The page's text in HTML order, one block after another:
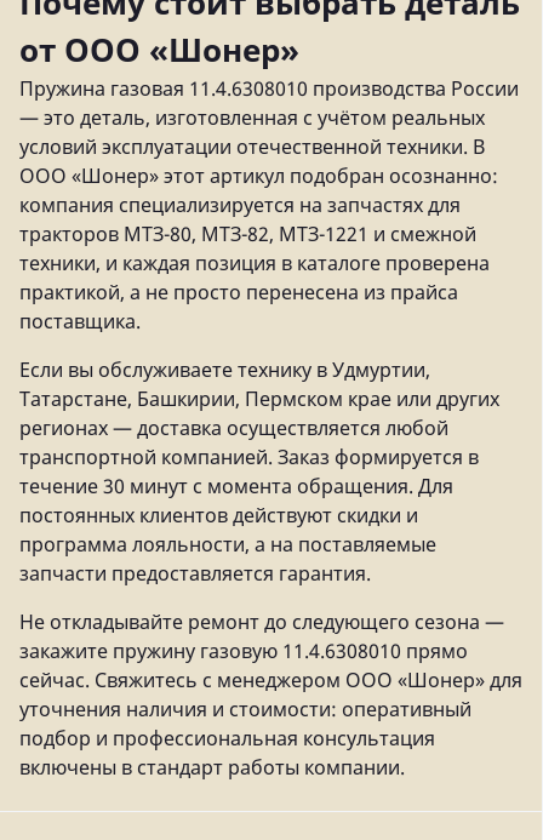
от ООО «Шонер»
Пружина газовая 11.4.6308010 производства России
— это деталь, изготовленная с учётом реальных
условий эксплуатации отечественной техники. В
ООО «Шонер» этот артикул подобран осознанно:
компания специализируется на запчастях для
тракторов МТЗ-80, МТЗ-82, МТЗ-1221 и смежной
техники, и каждая позиция в каталоге проверена
практикой, а не просто перенесена из прайса
поставщика.
Если вы обслуживаете технику в Удмуртии,
Татарстане, Башкирии, Пермском крае или других
регионах — доставка осуществляется любой
транспортной компанией. Заказ формируется в
течение 30 минут с момента обращения. Для
постоянных клиентов действуют скидки и
программа лояльности, а на поставляемые
запчасти предоставляется гарантия.
Не откладывайте ремонт до следующего сезона —
закажите пружину газовую 11.4.6308010 прямо
сейчас. Свяжитесь с менеджером ООО «Шонер» для
уточнения наличия и стоимости: оперативный
подбор и профессиональная консультация
включены в стандарт работы компании.